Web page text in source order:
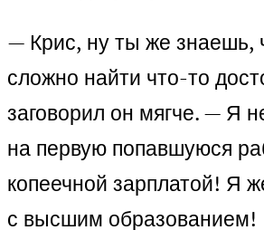
— Крис, ну ты же знаешь,
сложно найти что-то
заговорил он мягче. — Я
на первую попавшуюся
копеечной зарплатой! Я
с высшим образованием!